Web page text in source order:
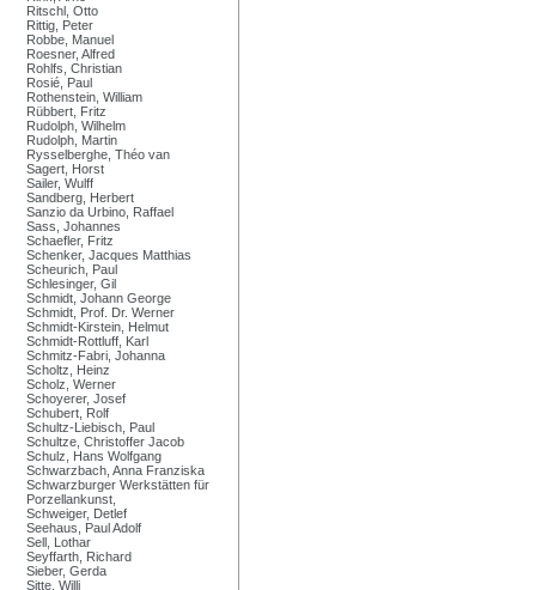
Ritschl, Otto
Rittig, Peter
Robbe, Manuel
Roesner, Alfred
Rohlfs, Christian
Rosié, Paul
Rothenstein, William
Rübbert, Fritz
Rudolph, Wilhelm
Rudolph, Martin
Rysselberghe, Théo van
Sagert, Horst
Sailer, Wulff
Sandberg, Herbert
Sanzio da Urbino, Raffael
Sass, Johannes
Schaefler, Fritz
Schenker, Jacques Matthias
Scheurich, Paul
Schlesinger, Gil
Schmidt, Johann George
Schmidt, Prof. Dr. Werner
Schmidt-Kirstein, Helmut
Schmidt-Rottluff, Karl
Schmitz-Fabri, Johanna
Scholtz, Heinz
Scholz, Werner
Schoyerer, Josef
Schubert, Rolf
Schultz-Liebisch, Paul
Schultze, Christoffer Jacob
Schulz, Hans Wolfgang
Schwarzbach, Anna Franziska
Schwarzburger Werkstätten für
Porzellankunst,
Schweiger, Detlef
Seehaus, Paul Adolf
Sell, Lothar
Seyffarth, Richard
Sieber, Gerda
Sitte, Willi